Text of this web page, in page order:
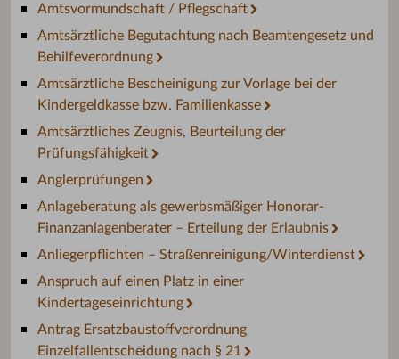
Amtsvormundschaft / Pflegschaft
Amtsärztliche Begutachtung nach Beamtengesetz und
Behilfeverordnung
Amtsärztliche Bescheinigung zur Vorlage bei der
Kindergeldkasse bzw. Familienkasse
Amtsärztliches Zeugnis, Beurteilung der
Prüfungsfähigkeit
Anglerprüfungen
Anlageberatung als gewerbsmäßiger Honorar-
Finanzanlagenberater – Erteilung der Erlaubnis
Anliegerpflichten – Straßenreinigung/Winterdienst
Anspruch auf einen Platz in einer
Kindertageseinrichtung
Antrag Ersatzbaustoffverordnung
Einzelfallentscheidung nach § 21